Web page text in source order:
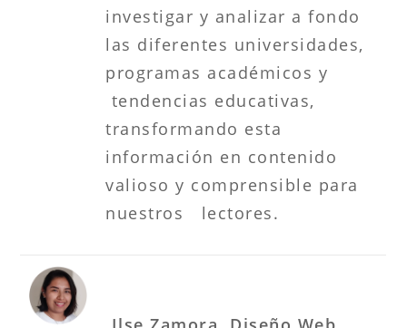
investigar y analizar a fondo
las diferentes universidades,
programas académicos y
tendencias educativas,
transformando esta
información en contenido
valioso y comprensible para
nuestros lectores.